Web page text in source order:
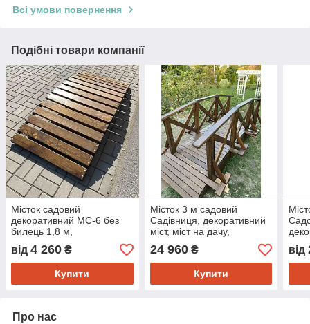
Всі умови повернення
Подібні товари компанії
Місток садовий
декоративний МС-6 без
билець 1,8 м,
декоративний міст, міст на
дачу, дерев'яний місток на
подві
від 4 260 ₴
Купити
Місток 3 м садовий
Садівниця, декоративний
міст, міст на дачу,
дерев'яний місток на
подвір'ї
24 960₴
Купити
двір
від
Про нас